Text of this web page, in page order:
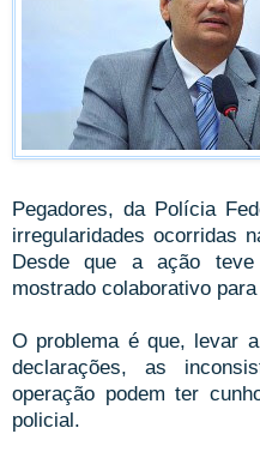
Pegadores, da Polícia
irregularidades ocorridas
Desde que a ação
mostrado colaborativo
O problema é que, levar
declarações, as
operação podem ter
policial.